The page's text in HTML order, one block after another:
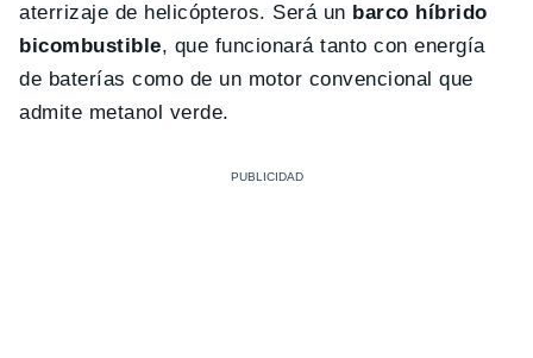
aterrizaje de helicópteros. Será un barco híbrido
bicombustible, que funcionará tanto con energía
de baterías como de un motor convencional que
admite metanol verde.